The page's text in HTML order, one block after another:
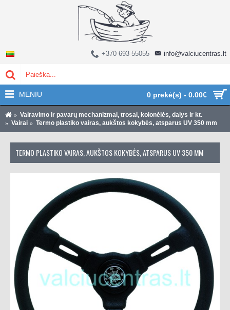
0 prekė(s) - 0.00€
+370 693 55055 info@valciucentras.lt
MENIU
Vairavimo ir pavarų mechanizmai, trosai, kolonėlės, dalys ir kt.
Vairai
Termo plastiko vairas, aukštos kokybės, atsparus UV 350 mm
TERMO PLASTIKO VAIRAS, AUKŠTOS KOKYBĖS, ATSPARUS UV 350 MM